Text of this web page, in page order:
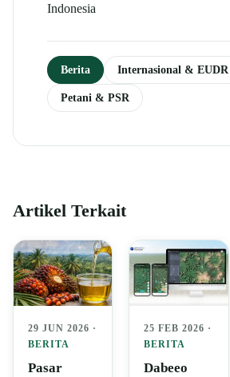
Indonesia
Berita Internasional & EUDR
Petani & PSR
Artikel Terkait
29 JUN 2026 ·
BERITA
Pasar
25 FEB 2026 ·
BERITA
Dabeeo